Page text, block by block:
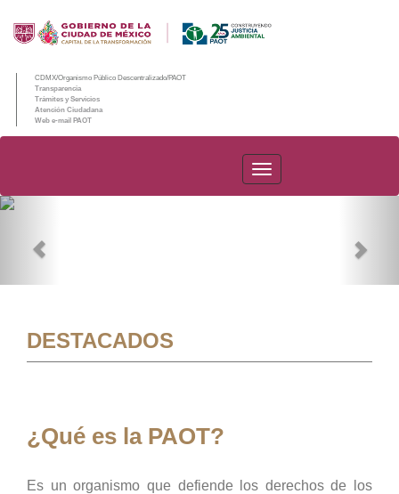
CDMX/Organismo Público Descentralizado/PAOT
Transparencia
Trámites y Servicios
Atención Ciudadana
Web e-mail PAOT
PAOT
DESTACADOS
¿Qué es la PAOT?
Es un organismo que defiende los derechos de los